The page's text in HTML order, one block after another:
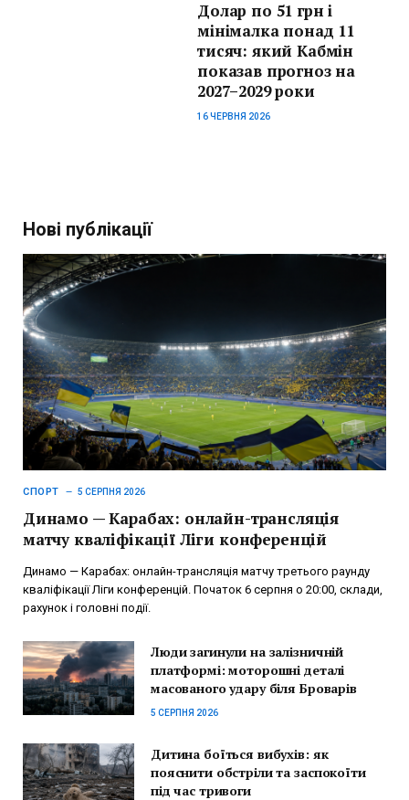
Долар по 51 грн і
мінімалка понад 11
тисяч: який Кабмін
показав прогноз на
2027–2029 роки
16 ЧЕРВНЯ 2026
Нові публікації
СПОРТ 5 СЕРПНЯ 2026
Динамо — Карабах: онлайн-трансляція
матчу кваліфікації Ліги конференцій
Динамо — Карабах: онлайн-трансляція матчу третього раунду
кваліфікації Ліги конференцій. Початок 6 серпня о 20:00, склади,
рахунок і головні події.
Люди загинули на залізничній
платформі: моторошні деталі
масованого удару біля Броварів
5 СЕРПНЯ 2026
Дитина боїться вибухів: як
пояснити обстріли та заспокоїти
під час тривоги